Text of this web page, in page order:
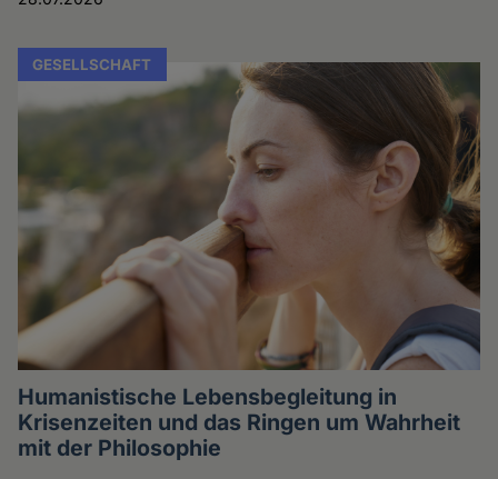
GESELLSCHAFT
Humanistische Lebensbegleitung in
Krisenzeiten und das Ringen um Wahrheit
mit der Philosophie